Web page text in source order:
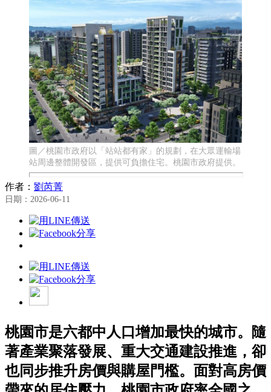
圖／桃園市政府以「站站都有家」的規劃，在大眾運輸場
站周邊整體開發區，提供可負擔住宅。桃園市政府提供。
作者： 劉芮菁
日期：2026-06-11
桃園市是六都中人口增加最快的城市。隨
著產業聚落發展、重大交通建設推進，卻
也同步推升房價與購屋門檻。面對高房價